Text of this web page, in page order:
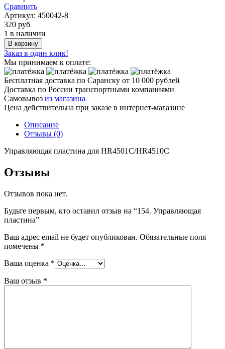
Сравнить
Артикул: 450042-8
320 руб
1 в наличии
В корзину
Заказ в один клик!
Мы принимаем к оплате:
Бесплатная доставка по Саранску от 10 000 рублей
Доставка по России транспортными компаниями
Самовывоз из магазина
Цена действительна при заказе в интернет-магазине
Описание
Отзывы (0)
Управляющая пластина для HR4501C/HR4510C
Отзывы
Отзывов пока нет.
Будьте первым, кто оставил отзыв на “154. Управляющая
пластина”
Ваш адрес email не будет опубликован. Обязательные поля
помечены *
Ваша оценка *
Ваш отзыв *